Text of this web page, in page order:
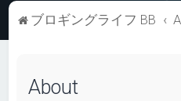
ブロギングライフ BB
About